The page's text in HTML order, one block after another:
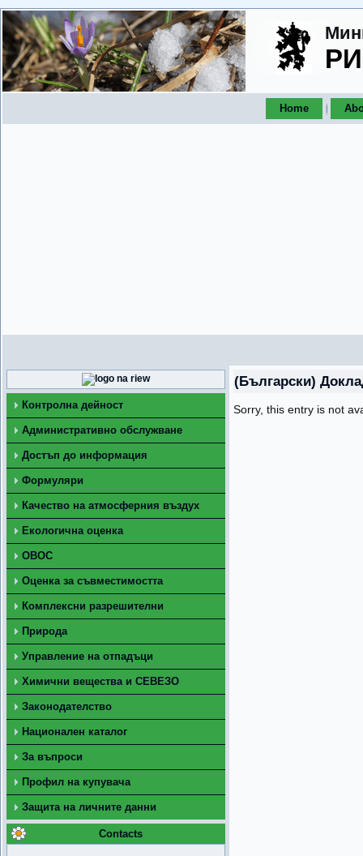
Home
Контролна дейност
Административно обслужване
Достъп до информация
Формуляри
Качество на атмосферния въздух
Екологична оценка
ОВОС
Оценка за съвместимостта
Комплексни разрешителни
Природа
Управление на отпадъци
Химични вещества и СЕВЕЗО
Законодателство
Национален каталог
За въпроси
Профил на купувача
Защита на личните данни
Contacts
(Български)
Sorry, this entry is not